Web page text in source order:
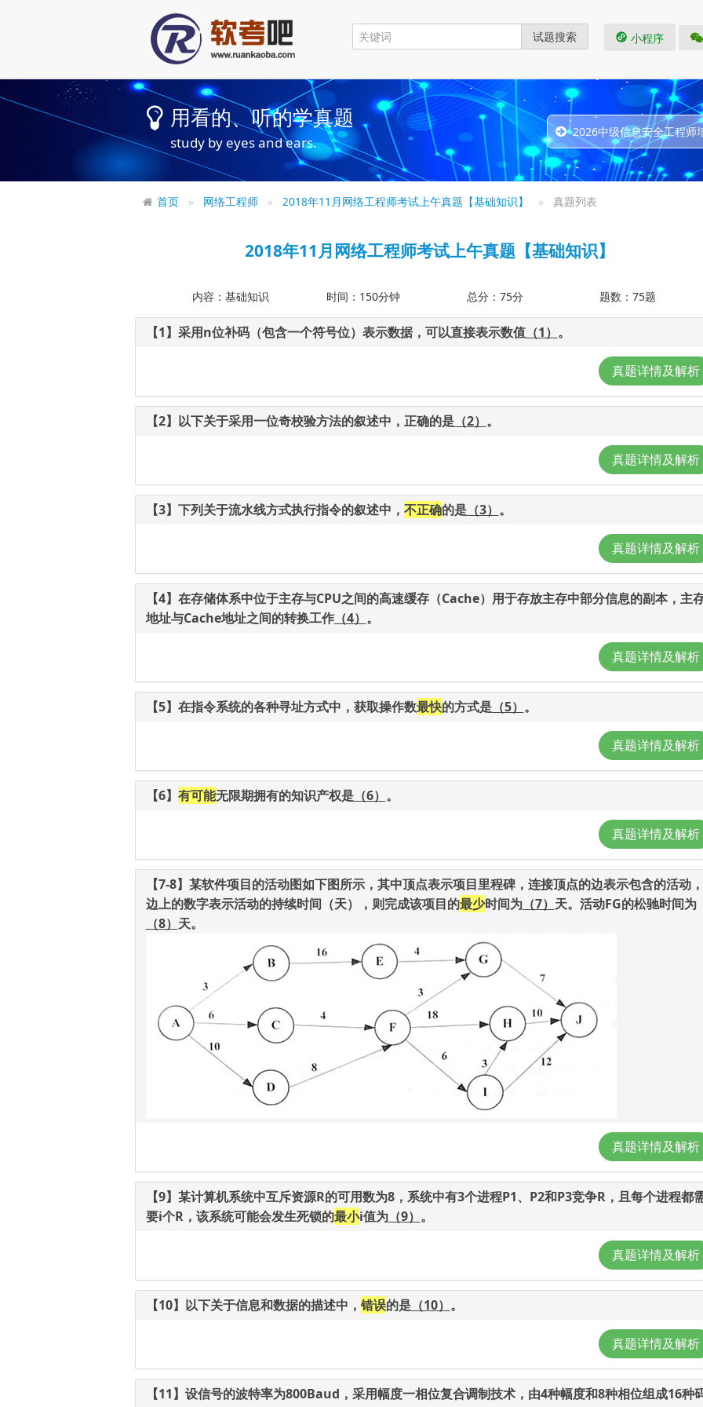
小程序
试题搜索
用看的、听的学真题
study by eyes and ears.
2026中级信息安全工程师
首页 网络工程师 2018年11月网络工程师考试上午真题【基础知识】 真题列表
2018年11月网络工程师考试上午真题【基础知识】
内容：基础知识 时间：150分钟 总分：75分 题数：75题
【1】采用n位补码（包含一个符号位）表示数据，可以直接表示数值（1） 。
真题详情及解析
【2】以下关于采用一位奇校验方法的叙述中，正确的是（2） 。
真题详情及解析
【3】下列关于流水线方式执行指令的叙述中， 不正确的是（3） 。
真题详情及解析
【4】在存储体系中位于主存与CPU之间的高速缓存（Cache）用于存放主存中部分信息的副本，主
地址与Cache地址之间的转换工作（4） 。
真题详情及解析
【5】在指令系统的各种寻址方式中，获取操作数最快的方式是（5） 。
真题详情及解析
【6】 有可能无限期拥有的知识产权是（6） 。
真题详情及解析
【7-8】某软件项目的活动图如下图所示，其中顶点表示项目里程碑，连接顶点的边表示包含的活动，
边上的数字表示活动的持续时间（天），则完成该项目的最少时间为（7） 天。活动FG的松驰时间为
（8） 天。
真题详情及解析
【9】某计算机系统中互斥资源R的可用数为8，系统中有3个进程P1、P2和P3竞争R，且每个进程都
要i个R，该系统可能会发生死锁的最小i值为（9） 。
真题详情及解析
【10】以下关于信息和数据的描述中， 错误的是（10） 。
真题详情及解析
【11】设信号的波特率为800Baud，采用幅度一相位复合调制技术，由4种幅度和8种相位组成16种